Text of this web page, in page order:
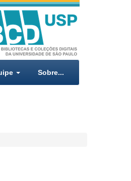
Sobre...